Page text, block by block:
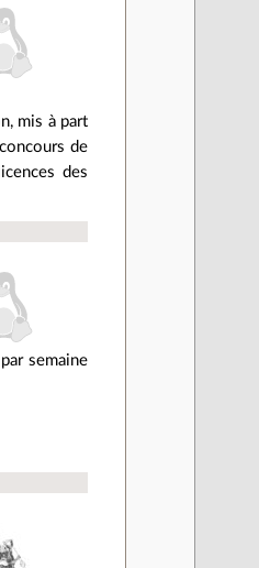
mis à part
de
des
semaine